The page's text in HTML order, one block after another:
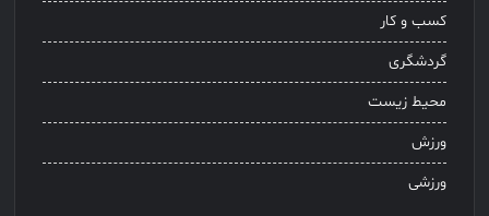
کسب و کار
گردشگری
محیط زیست
ورزش
ورزشی